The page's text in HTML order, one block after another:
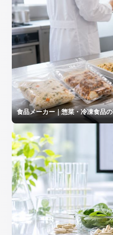
食品メーカー｜惣菜・冷凍食品